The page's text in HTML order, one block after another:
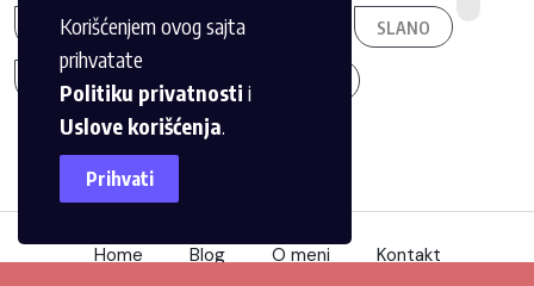
Korišćenjem ovog sajta
prihvatate
Politiku privatnosti i
Uslove korišćenja.
Prihvati
POSNO SALATE SLANO
SLATKO TURIZAM
Home Blog O meni Kontakt